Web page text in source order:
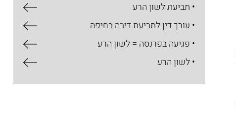
• תביעת לשון הרע
• עורך דין לתביעת דיבה בחיפה
• פגיעה בפרנסה = לשון הרע
• לשון הרע